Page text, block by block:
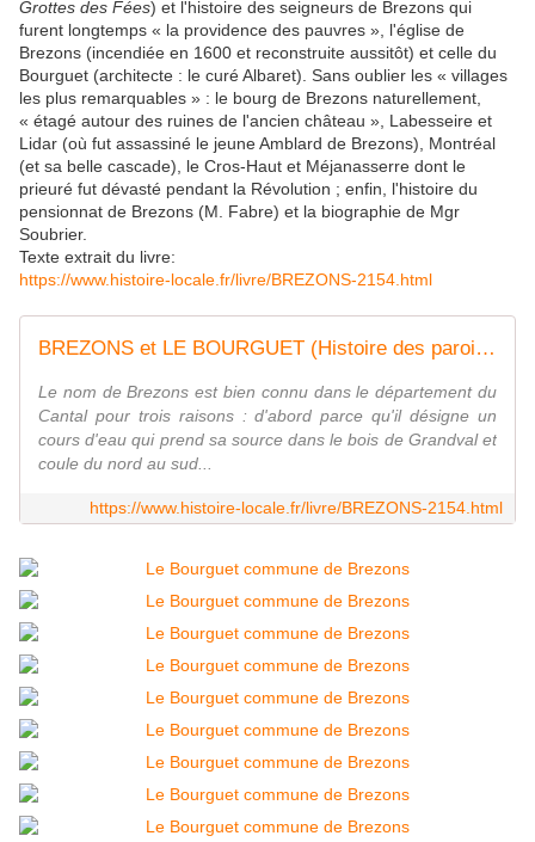
Grottes des Fées) et l'histoire des seigneurs de Brezons qui
furent longtemps « la providence des pauvres », l'église de
Brezons (incendiée en 1600 et reconstruite aussitôt) et celle du
Bourguet (architecte : le curé Albaret). Sans oublier les « villages
les plus remarquables » : le bourg de Brezons naturellement,
« étagé autour des ruines de l'ancien château », Labesseire et
Lidar (où fut assassiné le jeune Amblard de Brezons), Montréal
(et sa belle cascade), le Cros-Haut et Méjanasserre dont le
prieuré fut dévasté pendant la Révolution ; enfin, l'histoire du
pensionnat de Brezons (M. Fabre) et la biographie de Mgr
Soubrier.
Texte extrait du livre:
https://www.histoire-locale.fr/livre/BREZONS-2154.html
BREZONS et LE BOURGUET (Histoire des paroisses de)
Le nom de Brezons est bien connu dans le département du
Cantal pour trois raisons : d'abord parce qu'il désigne un
cours d'eau qui prend sa source dans le bois de Grandval et
coule du nord au sud...
https://www.histoire-locale.fr/livre/BREZONS-2154.html